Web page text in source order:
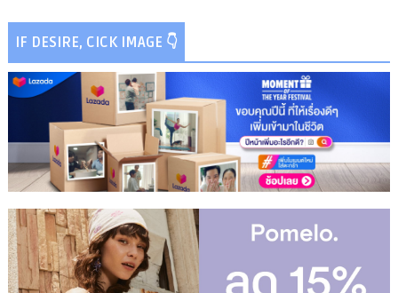
IF DESIRE, CICK IMAGE 👇